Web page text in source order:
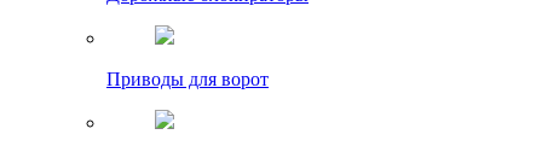
Приводы для ворот